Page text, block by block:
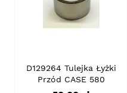
D129264 Tulejka Łyżki
Przód CASE 580